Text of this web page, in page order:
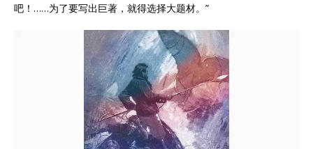
吧！……为了要写出巨著，就得选择大题材。”